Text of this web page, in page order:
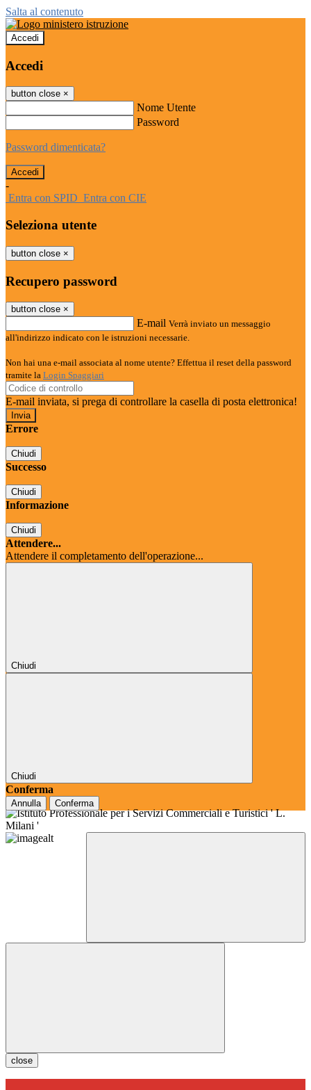
Salta al contenuto
Accedi
Accedi
button close ×
Nome Utente
Password
Password dimenticata?
-
Entra con SPID Entra con CIE
Seleziona utente
button close ×
Recupero password
button close ×
E-mail Verrà inviato un messaggio
all'indirizzo indicato con le istruzioni necessarie.
Non hai una e-mail associata al nome utente? Effettua il reset della password
tramite la Login Spaggiari
E-mail inviata, si prega di controllare la casella di posta elettronica!
Errore
Chiudi
Successo
Chiudi
Informazione
Chiudi
Attendere...
Attendere il completamento dell'operazione...
Chiudi
Chiudi
Conferma
Annulla Conferma
close